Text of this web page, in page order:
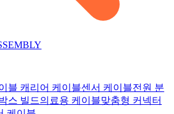
블 캐리어 케이블센서 케이블전원 분
스 빌드의료용 케이블맞춤형 커넥터